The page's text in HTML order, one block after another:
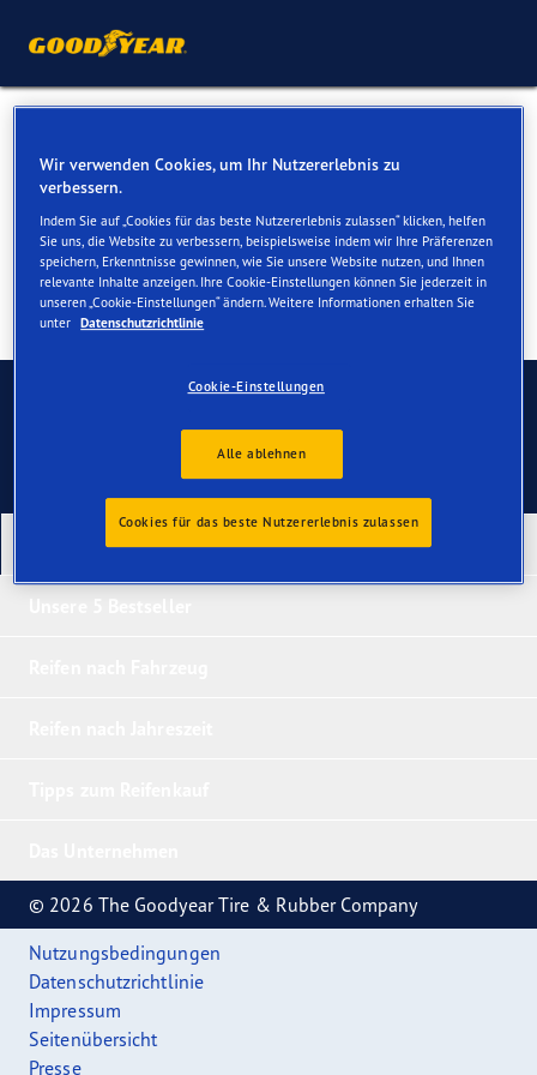
Audi Q3
Kontaktieren Sie uns
Unsere neuesten Produkte
© 2026 The Goodyear Tire & Rubber Company
Nutzungsbedingungen
Datenschutzrichtlinie
Impressum
Seitenübersicht
Presse
Wir verwenden Cookies, um Ihr Nutzererlebnis zu
verbessern.
Indem Sie auf „Cookies für das beste Nutzererlebnis zulassen“ klicken, helfen
Sie uns, die Website zu verbessern, beispielsweise indem wir Ihre Präferenzen
speichern, Erkenntnisse gewinnen, wie Sie unsere Website nutzen, und Ihnen
relevante Inhalte anzeigen. Ihre Cookie-Einstellungen können Sie jederzeit in
unseren „Cookie-Einstellungen“ ändern. Weitere Informationen erhalten Sie
unter Datenschutzrichtlinie
Cookie-Einstellungen
Alle ablehnen
Cookies für das beste Nutzererlebnis zulassen